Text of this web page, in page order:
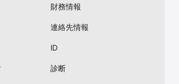
財務情報
連絡先情報
ID
診断